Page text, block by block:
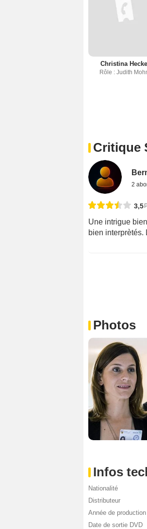
Christina Hecke
Rôle : Judith
Critique
2
3,5
Une intrigue
bien interprètés.
Photos
Infos
Nationalité
Distributeur
Année de production
Date de sortie DVD